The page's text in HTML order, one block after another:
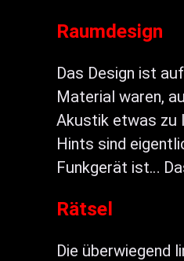
Raumdesign
Das Design ist
Material waren,
Akustik etwas zu
Hints sind
Funkgerät ist…
Rätsel
Die überwiegend